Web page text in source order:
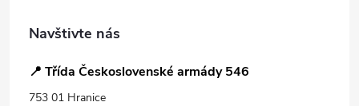
Navštivte nás
📍 Třída Československé armády 546
753 01 Hranice